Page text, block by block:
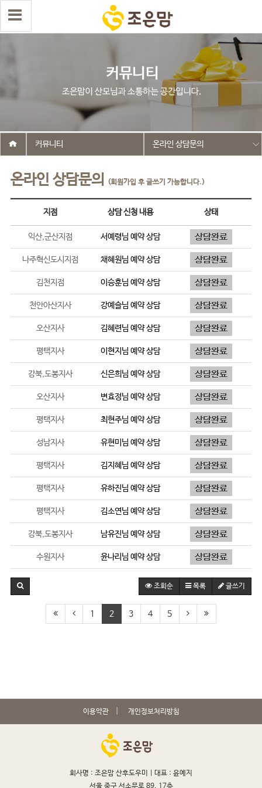
온라인 상담문의 (회원가입 후 글쓰기 가능합니다.)
커뮤니티 온라인 상담문의
지점 상담 신청 내용 상태
익산,군산지점 서예령님 예약 상담
나주혁신도시지점 채혜원님 예약 상담
김천지점 이승훈님 예약 상담
천안아산지사 강예슬님 예약 상담
오산지사 김혜련님 예약 상담
평택지사 이현지 님 예약 상담
강북,도봉지사 신은희님 예약 상담
오산지사 변효정님 예약 상담
평택지사 최현주님 예약 상담
성남지사 유현미 님 예약 상담
평택지사 김지혜 님 예약 상담
평택지사 유하진님 예약 상담
평택지사 김소연님 예약 상담
강북,도봉지사 남유진님 예약 상담
수원지사 윤나리 님 예약 상담
조회순 목록 글쓰기
1 2 3 4 5
이용약관 개인정보처리방침
회사명 : 조은맘 산후도우미 | 대표 : 윤예지
서울 중구 서소문로 89, 17층